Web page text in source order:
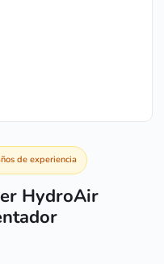
de experiencia
HydroAir